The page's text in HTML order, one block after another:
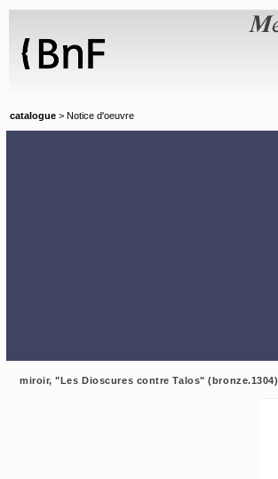
catalogue > Notice d'oeuvre
miroir, "Les Dioscures contre Talos" (bronze.1304)